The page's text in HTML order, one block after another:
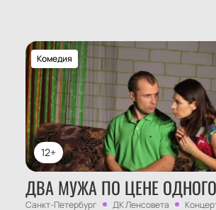
12+
Комедия
ДВА МУЖА ПО ЦЕНЕ ОДНОГО
Санкт-Петербург ДК Ленсовета